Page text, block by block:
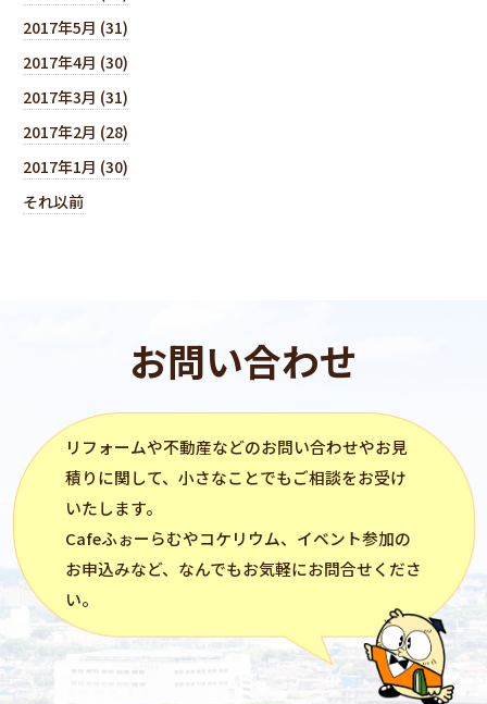
2017年5月 (31)
2017年4月 (30)
2017年3月 (31)
2017年2月 (28)
2017年1月 (30)
それ以前
お問い合わせ
リフォームや不動産などのお問い合わせやお見
積りに関して、小さなことでもご相談をお受け
いたします。
Cafeふぉーらむやコケリウム、イベント参加の
お申込みなど、なんでもお気軽にお問合せくださ
い。